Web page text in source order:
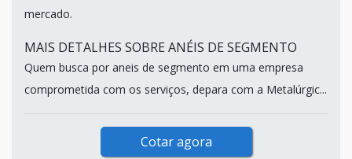
mercado.
MAIS DETALHES SOBRE ANÉIS DE SEGMENTO
Quem busca por aneis de segmento em uma empresa
comprometida com os serviços, depara com a Metalúrgic...
Cotar agora